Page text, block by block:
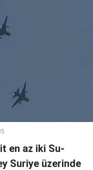
en az iki Su-
Suriye üzerinde